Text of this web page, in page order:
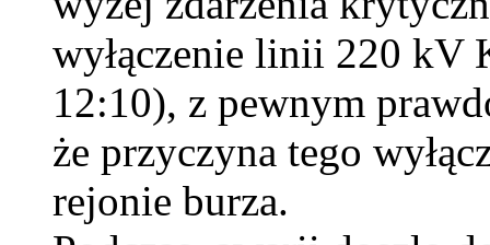
wyłączenie linii 220 kV
12:10), z pewnym
że przyczyna tego
rejonie burza.